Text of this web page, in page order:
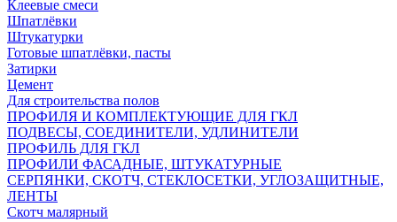
Клеевые смеси
Шпатлёвки
Штукатурки
Готовые шпатлёвки, пасты
Затирки
Цемент
Для строительства полов
ПРОФИЛЯ И КОМПЛЕКТУЮЩИЕ ДЛЯ ГКЛ
ПОДВЕСЫ, СОЕДИНИТЕЛИ, УДЛИНИТЕЛИ
ПРОФИЛЬ ДЛЯ ГКЛ
ПРОФИЛИ ФАСАДНЫЕ, ШТУКАТУРНЫЕ
СЕРПЯНКИ, СКОТЧ, СТЕКЛОСЕТКИ, УГЛОЗАЩИТНЫЕ,
ЛЕНТЫ
Скотч малярный